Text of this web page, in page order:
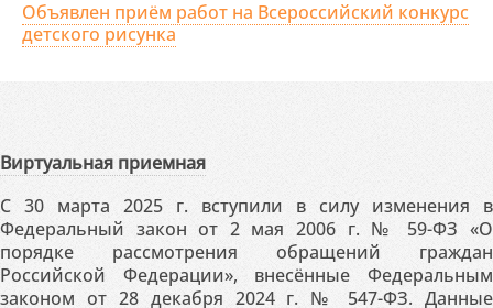
Объявлен приём работ на Всероссийский конкурс
детского рисунка
Виртуальная приемная
С 30 марта 2025 г. вступили в силу изменения в
Федеральный закон от 2 мая 2006 г. № 59-ФЗ «О
порядке рассмотрения обращений граждан
Российской Федерации», внесённые Федеральным
законом от 28 декабря 2024 г. № 547-ФЗ. Данные